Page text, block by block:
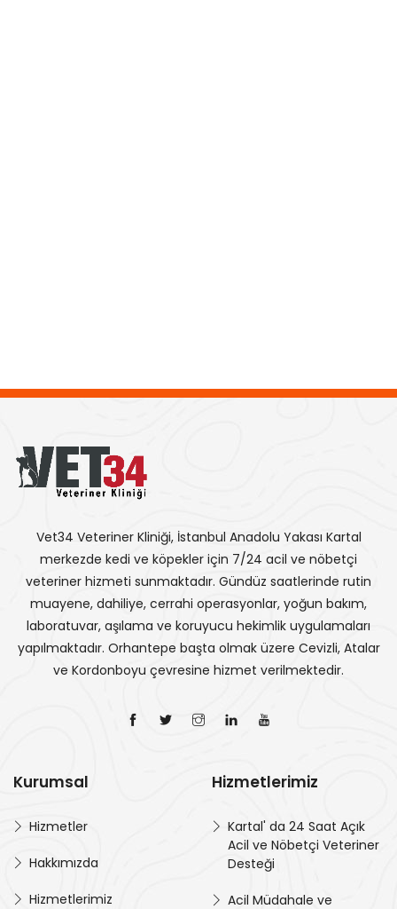
Vet34 Veteriner Kliniği, İstanbul Anadolu Yakası Kartal
merkezde kedi ve köpekler için 7/24 acil ve nöbetçi
veteriner hizmeti sunmaktadır. Gündüz saatlerinde rutin
muayene, dahiliye, cerrahi operasyonlar, yoğun bakım,
laboratuvar, aşılama ve koruyucu hekimlik uygulamaları
yapılmaktadır. Orhantepe başta olmak üzere Cevizli, Atalar
ve Kordonboyu çevresine hizmet verilmektedir.
Kurumsal
Hizmetler
Hakkımızda
Hizmetlerimiz
Hizmetlerimiz
Kartal' da 24 Saat Açık
Acil ve Nöbetçi Veteriner
Desteği
Acil Müdahale ve